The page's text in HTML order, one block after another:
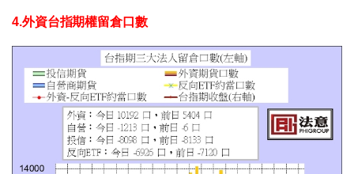
4.外資台指期權留倉口數